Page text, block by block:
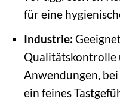
für eine
Industrie:
Qualitätskontrolle
Anwendungen,
ein feines